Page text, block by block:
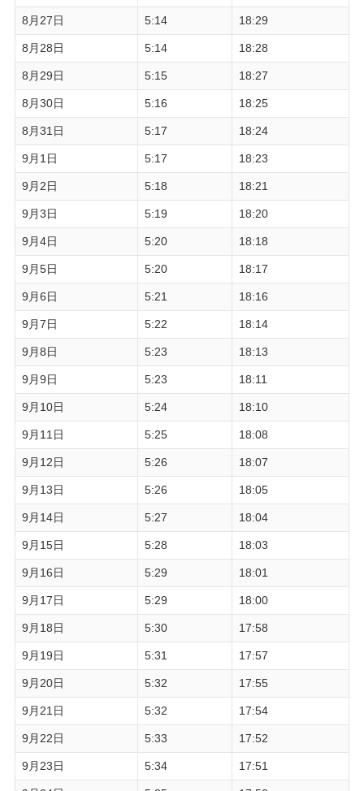
8月27日 5:14 18:29
8月28日 5:14 18:28
8月29日 5:15 18:27
8月30日 5:16 18:25
8月31日 5:17 18:24
9月1日 5:17 18:23
9月2日 5:18 18:21
9月3日 5:19 18:20
9月4日 5:20 18:18
9月5日 5:20 18:17
9月6日 5:21 18:16
9月7日 5:22 18:14
9月8日 5:23 18:13
9月9日 5:23 18:11
9月10日 5:24 18:10
9月11日 5:25 18:08
9月12日 5:26 18:07
9月13日 5:26 18:05
9月14日 5:27 18:04
9月15日 5:28 18:03
9月16日 5:29 18:01
9月17日 5:29 18:00
9月18日 5:30 17:58
9月19日 5:31 17:57
9月20日 5:32 17:55
9月21日 5:32 17:54
9月22日 5:33 17:52
9月23日 5:34 17:51